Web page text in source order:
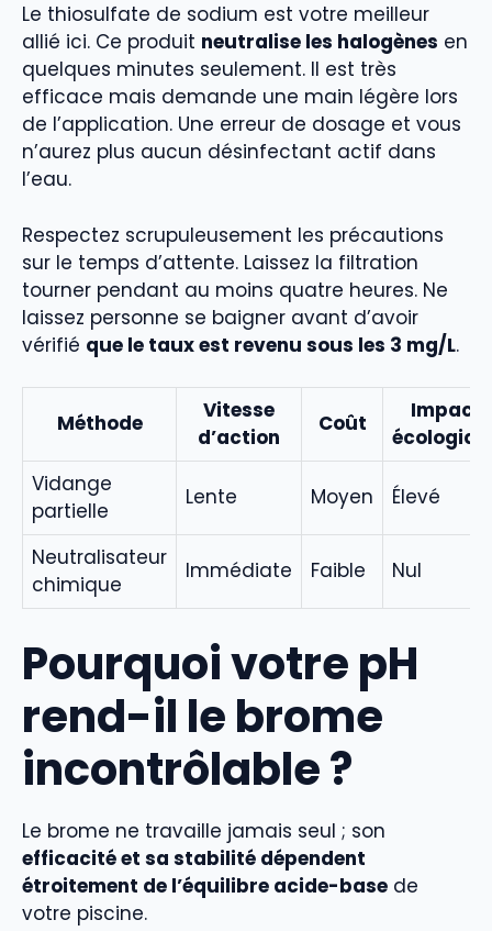
Le thiosulfate de sodium est votre meilleur
allié ici. Ce produit neutralise les halogènes en
quelques minutes seulement. Il est très
efficace mais demande une main légère lors
de l’application. Une erreur de dosage et vous
n’aurez plus aucun désinfectant actif dans
l’eau.
Respectez scrupuleusement les précautions
sur le temps d’attente. Laissez la filtration
tourner pendant au moins quatre heures. Ne
laissez personne se baigner avant d’avoir
vérifié que le taux est revenu sous les 3 mg/L.
Méthode
Vitesse
d’action
Coût
Impact
Vidange
partielle
Lente Moyen Élevé
Neutralisateur
chimique
Immédiate Faible Nul
Pourquoi votre pH
rend-il le brome
incontrôlable ?
Le brome ne travaille jamais seul ; son
efficacité et sa stabilité dépendent
étroitement de l’équilibre acide-base de
votre piscine.